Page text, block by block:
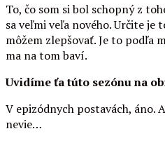
To, čo som si bol schopný z
sa veľmi veľa nového. Určite je
môžem zlepšovať. Je to podľa
ma na tom baví.
Uvidíme ťa túto sezónu na
V epizódnych postavách, áno.
nevie…